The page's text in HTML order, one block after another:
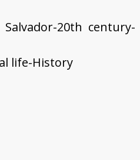
20th century-
life-History